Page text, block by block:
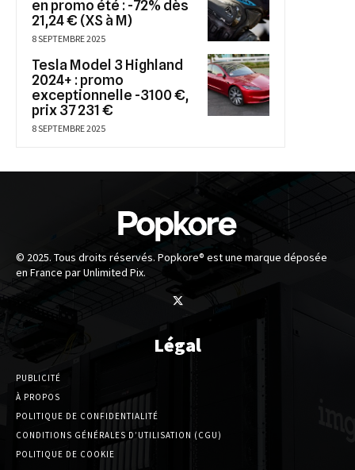
en promo été : -72% dès
21,24 € (XS à M)
8 SEPTEMBRE 2025
Tesla Model 3 Highland
2024+ : promo
exceptionnelle -3100 €,
prix 37 231 €
8 SEPTEMBRE 2025
© 2025. Tous droits réservés. Popkore® est une marque déposée
en France par Unlimited Pix.
Légal
PUBLICITÉ
À PROPOS
POLITIQUE DE CONFIDENTIALITÉ
CONDITIONS GÉNÉRALES D’UTILISATION (CGU)
POLITIQUE DE COOKIE